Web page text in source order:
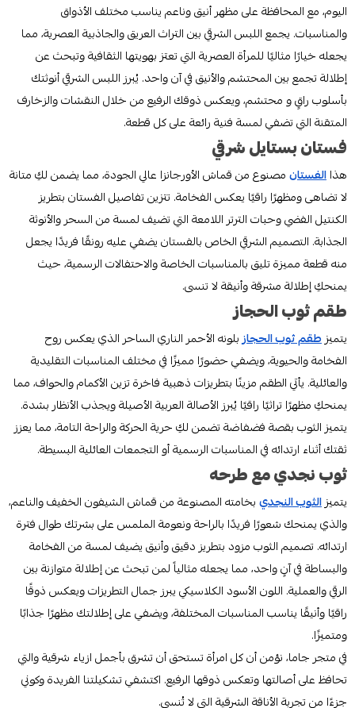
اليوم، مع المحافظة على مظهر أنيق وناعم يناسب مختلف الأذواق
والمناسبات. يجمع اللبس الشرقي بين التراث العريق والجاذبية العصرية، مما
يجعله خيارًا مثاليًا للمرأة العصرية التي تعتز بهويتها الثقافية وتبحث عن
إطلالة تجمع بين المحتشم والأنيق في آن واحد. يُبرز اللبس الشرقي أنوثتك
بأسلوب راقٍ و محتشم، ويعكس ذوقك الرفيع من خلال النقشات والزخارف
المتقنة التي تضفي لمسة فنية رائعة على كل قطعة.
فستان بستايل شرقي
هذاالفستانمصنوع من قماش الأورجانزا عالي الجودة، مما يضمن لكِ متانة
لا تضاهى ومظهرًا راقيًا يعكس الفخامة. تتزين تفاصيل الفستان بتطريز
الكنتيل الفضي وحبات الترتر اللامعة التي تضيف لمسة من السحر والأنوثة
الجذابة. التصميم الشرقي الخاص بالفستان يضفي عليه رونقًا فريدًا يجعل
منه قطعة مميزة تليق بالمناسبات الخاصة والاحتفالات الرسمية، حيث
يمنحكِ إطلالة مشرقة وأنيقة لا تنسى.
طقم ثوب الحجاز
يتميزطقم ثوب الحجازبلونه الأحمر الناري الساحر الذي يعكس روح
الفخامة والحيوية، ويضفي حضورًا مميزًا في مختلف المناسبات التقليدية
والعائلية. يأتي الطقم مزينًا بتطريزات ذهبية فاخرة تزين الأكمام والحواف، مما
يمنحكِ مظهرًا تراثيًا راقيًا يُبرز الأصالة العربية الأصيلة ويجذب الأنظار بشدة.
يتميز الثوب بقصة فضفاضة تضمن لكِ حرية الحركة والراحة التامة، مما يعزز
ثقتك أثناء ارتدائه في المناسبات الرسمية أو التجمعات العائلية البسيطة.
ثوب نجدي مع طرحه
يتميزالثوب النجديبخامته المصنوعة من قماش الشيفون الخفيف والناعم،
والذي يمنحك شعورًا فريدًا بالراحة ونعومة الملمس على بشرتك طوال فترة
ارتدائه. تصميم الثوب مزود بتطريز دقيق وأنيق يضيف لمسة من الفخامة
والبساطة في آنٍ واحد، مما يجعله مثالياً لمن تبحث عن إطلالة متوازنة بين
الرقي والعملية. اللون الأسود الكلاسيكي يبرز جمال التطريزات ويعكس ذوقًا
راقيًا وأنيقًا يناسب المناسبات المختلفة، ويضفي على إطلالتك مظهرًا جذابًا
ومتميزًا.
في متجر جاما، نؤمن أن كل امرأة تستحق أن تشرق بأجمل ازياء شرقية والتي
تحافظ على أصالتها وتعكس ذوقها الرفيع. اكتشفي تشكيلتنا الفريدة وكوني
جزءًا من تجربة الأناقة الشرقية التي لا تُنسى.